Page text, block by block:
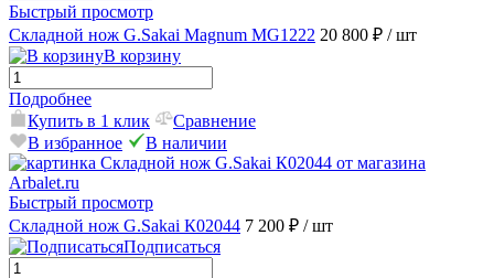
Быстрый просмотр
Складной нож G.Sakai Magnum MG1222 20 800 ₽ / шт
В корзину
Подробнее
Купить в 1 клик
Сравнение
В избранное
В наличии
Быстрый просмотр
Складной нож G.Sakai К02044 7 200 ₽ / шт
Подписаться